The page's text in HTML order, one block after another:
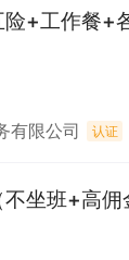
+工作餐+
有限公司 认证
坐班+高佣